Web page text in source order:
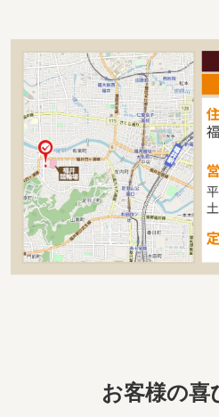
お客様の喜